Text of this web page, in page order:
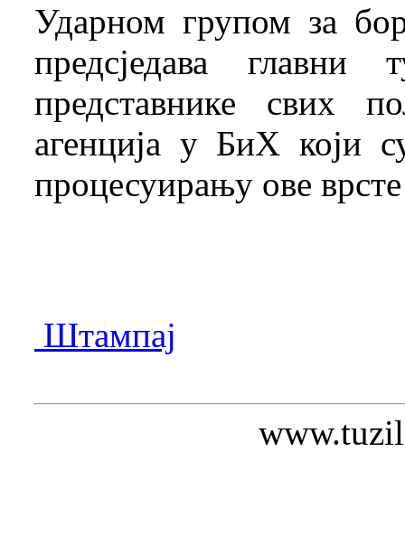
Ударном групом за
предсједава
представнике свих
агенција у БиХ који
процесуирању ове
Штампај